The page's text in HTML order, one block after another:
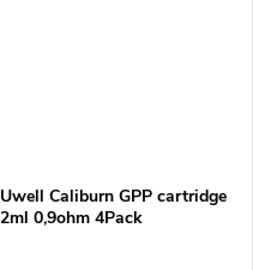
Uwell Caliburn GPP cartridge
2ml 0,9ohm 4Pack